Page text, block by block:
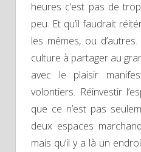
heures c’est pas de
peu. Et qu’il faudrait
les mêmes, ou
culture à partager au
avec le plaisir
volontiers. Réinvestir
que ce n’est pas
deux espaces
mais qu’il y a là un